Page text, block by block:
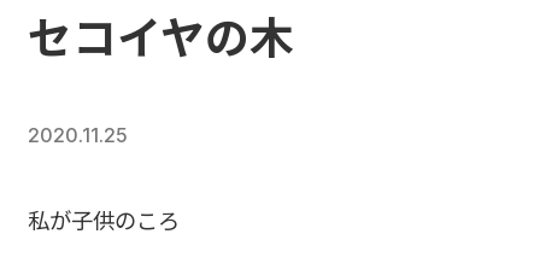
セコイヤの木
2020.11.25
私が子供のころ